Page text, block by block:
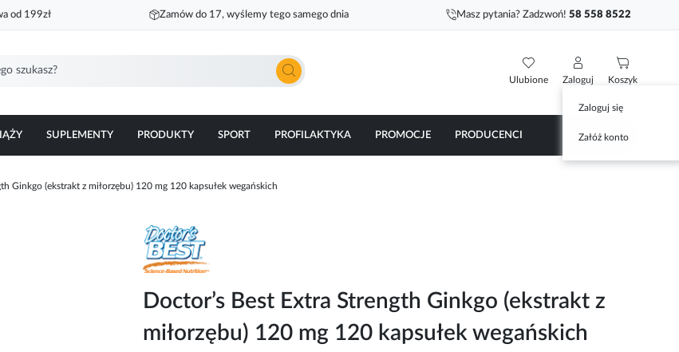
od 199zł Zamów do 17, wyślemy tego samego dnia Masz pytania? Zadzwoń! 58 558 8522
Szukaj
Ulubione
Zaloguj
Zaloguj się
Załóż konto
Koszyk
SUPLEMENTY PRODUKTY SPORT PROFILAKTYKA PROMOCJE PRODUCENCI
Ginkgo (ekstrakt z miłorzębu) 120 mg 120 kapsułek wegańskich
Doctor’s Best Extra Strength Ginkgo (ekstrakt z
miłorzębu) 120 mg 120 kapsułek wegańskich